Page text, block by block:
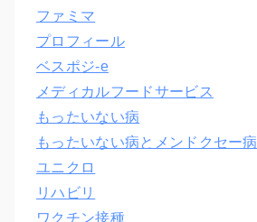
ファミマ
プロフィール
ベスポジ-e
メディカルフードサービス
もったいない病
もったいない病とメンドクセー病
ユニクロ
リハビリ
ワクチン接種